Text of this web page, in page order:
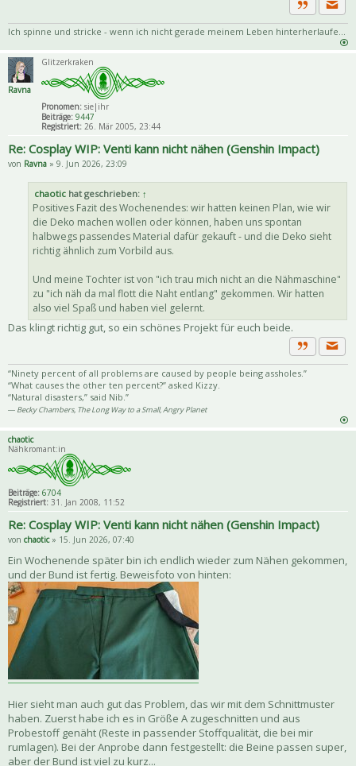
Zitat
Ich spinne und stricke - wenn ich nicht gerade meinem Leben hinterherlaufe...
Ravna
Glitzerkraken
Pronomen: sie|ihr
Beiträge: 9447
Registriert: 26. Mär 2005, 23:44
Re: Cosplay WIP: Venti kann nicht nähen (Genshin Impact)
von Ravna » 9. Jun 2026, 23:09
chaotic hat geschrieben: ↑
Positives Fazit des Wochenendes: wir hatten keinen Plan, wie wir
die Deko machen wollen oder können, haben uns spontan
halbwegs passendes Material dafür gekauft - und die Deko sieht
richtig ähnlich zum Vorbild aus.
Und meine Tochter ist von "ich trau mich nicht an die Nähmaschine"
zu "ich näh da mal flott die Naht entlang" gekommen. Wir hatten
also viel Spaß und haben viel gelernt.
Das klingt richtig gut, so ein schönes Projekt für euch beide.
Zitat
“Ninety percent of all problems are caused by people being assholes.”
“What causes the other ten percent?” asked Kizzy.
“Natural disasters,” said Nib.”
― Becky Chambers, The Long Way to a Small, Angry Planet
chaotic
Nähkromant:in
Beiträge: 6704
Registriert: 31. Jan 2008, 11:52
Re: Cosplay WIP: Venti kann nicht nähen (Genshin Impact)
von chaotic» 15. Jun 2026, 07:40
Ein Wochenende später bin ich endlich wieder zum Nähen gekommen,
und der Bund ist fertig. Beweisfoto von hinten:
Hier sieht man auch gut das Problem, das wir mit dem Schnittmuster
haben. Zuerst habe ich es in Größe A zugeschnitten und aus
Probestoff genäht (Reste in passender Stoffqualität, die bei mir
rumlagen). Bei der Anprobe dann festgestellt: die Beine passen super,
aber der Bund ist viel zu kurz...